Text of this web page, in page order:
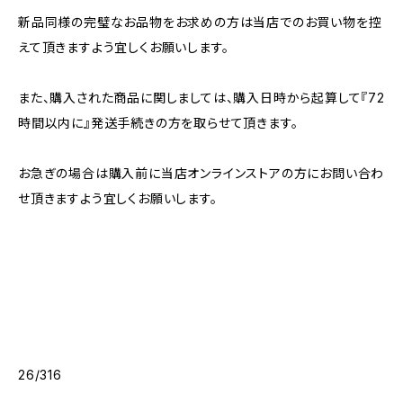
新品同様の完璧なお品物をお求めの方は当店でのお買い物を控
えて頂きますよう宜しくお願いします。
また、購入された商品に関しましては、購入日時から起算して『72
時間以内に』発送手続きの方を取らせて頂きます。
お急ぎの場合は購入前に当店オンラインストアの方にお問い合わ
せ頂きますよう宜しくお願いします。
26/316